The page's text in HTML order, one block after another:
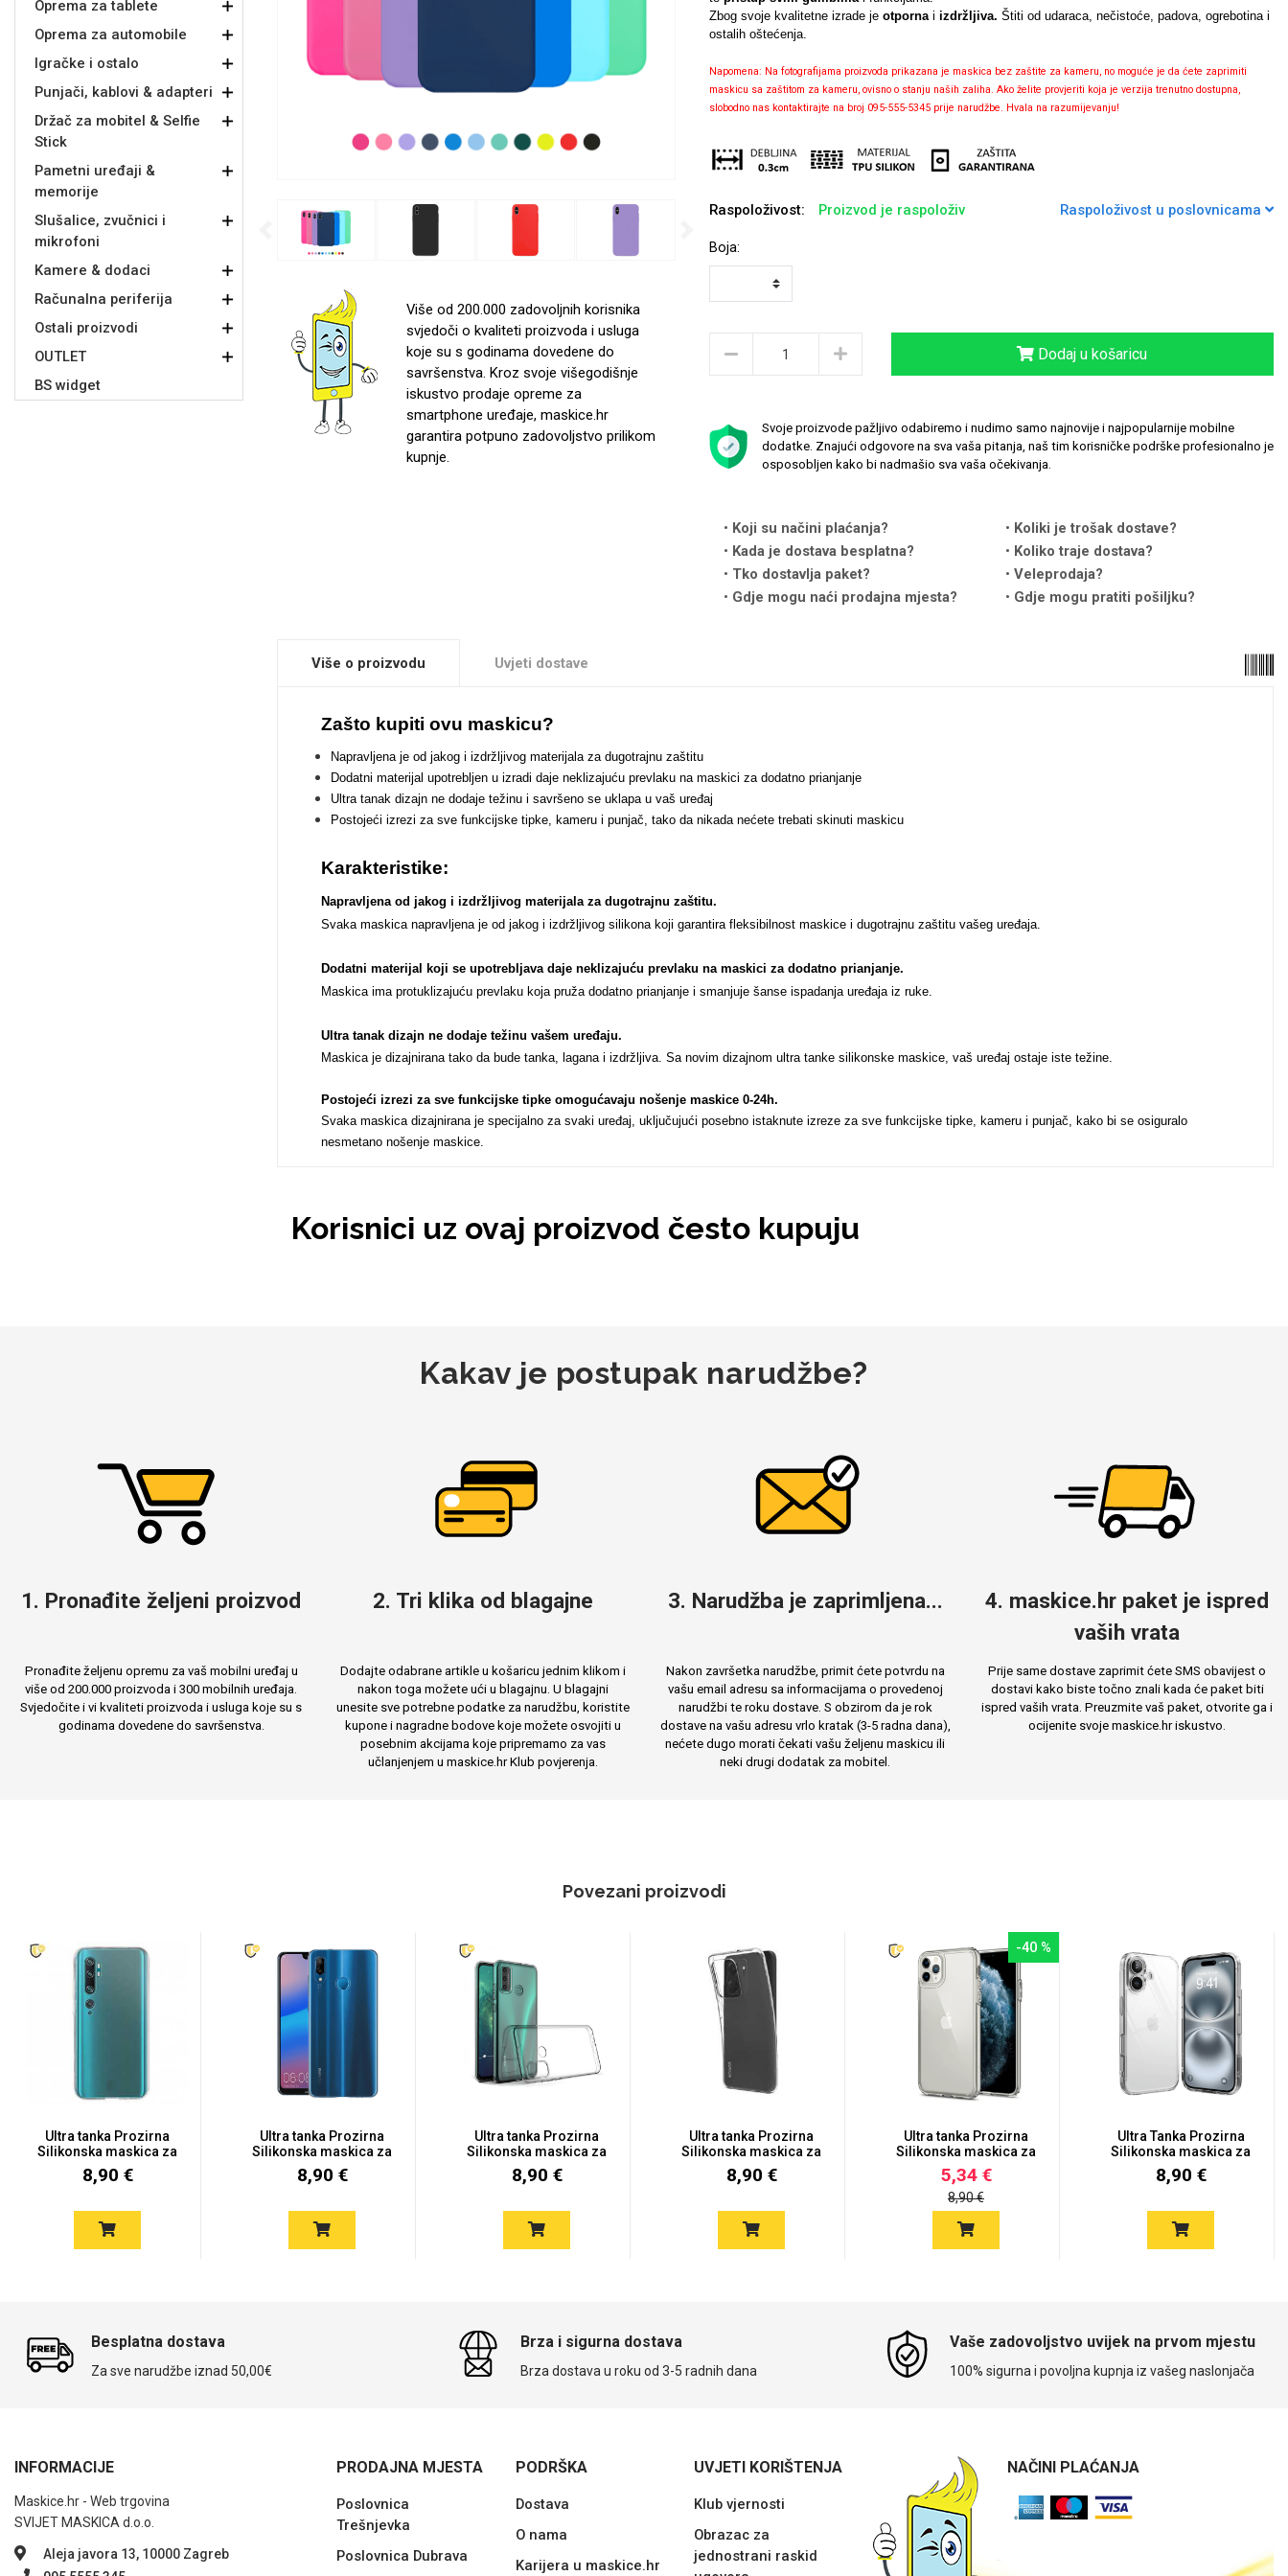
Oprema za tablete
Oprema za automobile
Igračke i ostalo
Punjači, kablovi & adapteri
Držač za mobitel & Selfie
Stick
Pametni uređaji &
memorije
Slušalice, zvučnici i
mikrofoni
Kamere & dodaci
Računalna periferija
Ostali proizvodi
OUTLET
BS widget
Previous Next
Više od 200.000 zadovoljnih korisnika
svjedoči o kvaliteti proizvoda i usluga
koje su s godinama dovedene do
savršenstva. Kroz svoje višegodišnje
iskustvo prodaje opreme za
smartphone uređaje, maskice.hr
garantira potpuno zadovoljstvo prilikom
kupnje.
Zbog svoje kvalitetne izrade je otpornai izdržljiva. Štiti od udaraca, nečistoće, padova, ogrebotina i
ostalih oštećenja.
Napomena: Na fotografijama proizvoda prikazana je maskica bez zaštite za kameru, no moguće je da ćete zaprimiti
maskicu sa zaštitom za kameru, ovisno o stanju naših zaliha. Ako želite provjeriti koja je verzija trenutno dostupna,
slobodno nas kontaktirajte na broj 095-555-5345 prije narudžbe. Hvala na razumijevanju!
Raspoloživost: Proizvod je raspoloživ Raspoloživost u poslovnicama
Boja:
Dodaj u košaricu
Svoje proizvode pažljivo odabiremo i nudimo samo najnovije i najpopularnije mobilne
dodatke. Znajući odgovore na sva vaša pitanja, naš tim korisničke podrške profesionalno je
osposobljen kako bi nadmašio sva vaša očekivanja.
Koji su načini plaćanja?
Koliki je trošak dostave?
Kada je dostava besplatna?
Koliko traje dostava?
Tko dostavlja paket?
Veleprodaja?
Gdje mogu naći prodajna mjesta?
Gdje mogu pratiti pošiljku?
Više o proizvodu Uvjeti dostave
Zašto kupiti ovu maskicu?
Napravljena je od jakog i izdržljivog materijala za dugotrajnu zaštitu
Dodatni materijal upotrebljen u izradi daje neklizajuću prevlaku na maskici za dodatno prianjanje
Ultra tanak dizajn ne dodaje težinu i savršeno se uklapa u vaš uređaj
Postojeći izrezi za sve funkcijske tipke, kameru i punjač, tako da nikada nećete trebati skinuti maskicu
Karakteristike:
Napravljena od jakog i izdržljivog materijala za dugotrajnu zaštitu.
Svaka maskica napravljena je od jakog i izdržljivog silikona koji garantira fleksibilnost maskice i dugotrajnu zaštitu vašeg uređaja.
Dodatni materijal koji se upotrebljava daje neklizajuću prevlaku na maskici za dodatno prianjanje.
Maskica ima protuklizajuću prevlaku koja pruža dodatno prianjanje i smanjuje šanse ispadanja uređaja iz ruke.
Ultra tanak dizajn ne dodaje težinu vašem uređaju.
Maskica je dizajnirana tako da bude tanka, lagana i izdržljiva. Sa novim dizajnom ultra tanke silikonske maskice, vaš uređaj ostaje iste težine.
Postojeći izrezi za sve funkcijske tipke omogućavaju nošenje maskice 0-24h.
Svaka maskica dizajnirana je specijalno za svaki uređaj, uključujući posebno istaknute izreze za sve funkcijske tipke, kameru i punjač, kako bi se osiguralo
nesmetano nošenje maskice.
Korisnici uz ovaj proizvod često kupuju
Kakav je postupak narudžbe?
1. Pronađite željeni proizvod
Pronađite željenu opremu za vaš mobilni uređaj u
više od 200.000 proizvoda i 300 mobilnih uređaja.
Svjedočite i vi kvaliteti proizvoda i usluga koje su s
godinama dovedene do savršenstva.
2. Tri klika od blagajne
Dodajte odabrane artikle u košaricu jednim klikom i
nakon toga možete ući u blagajnu. U blagajni
unesite sve potrebne podatke za narudžbu, koristite
kupone i nagradne bodove koje možete osvojiti u
posebnim akcijama koje pripremamo za vas
učlanjenjem u maskice.hr Klub povjerenja.
3. Narudžba je zaprimljena...
Nakon završetka narudžbe, primit ćete potvrdu na
vašu email adresu sa informacijama o provedenoj
narudžbi te roku dostave. S obzirom da je rok
dostave na vašu adresu vrlo kratak (3-5 radna dana),
nećete dugo morati čekati vašu željenu maskicu ili
neki drugi dodatak za mobitel.
4. maskice.hr paket je ispred
vaših vrata
Prije same dostave zaprimit ćete SMS obavijest o
dostavi kako biste točno znali kada će paket biti
ispred vaših vrata. Preuzmite vaš paket, otvorite ga i
ocijenite svoje maskice.hr iskustvo.
Povezani proizvodi
Ultra tanka Prozirna
Silikonska maskica za
Xia...
8,90 €
Ultra tanka Prozirna
Silikonska maskica za
Hua...
8,90 €
Ultra tanka Prozirna
Silikonska maskica za
Hon...
8,90 €
Ultra tanka Prozirna
Silikonska maskica za
Hon...
8,90 €
-40 %
Ultra tanka Prozirna
Silikonska maskica za
iPh...
5,34 €
8,90 €
Ultra Tanka Prozirna
Silikonska maskica za
iPh...
8,90 €
Besplatna dostava
Za sve narudžbe iznad 50,00€
Brza i sigurna dostava
Brza dostava u roku od 3-5 radnih dana
Vaše zadovoljstvo uvijek na prvom mjestu
100% sigurna i povoljna kupnja iz vašeg naslonjača
INFORMACIJE
Maskice.hr - Web trgovina
SVIJET MASKICA d.o.o.
Aleja javora 13, 10000 Zagreb
PRODAJNA MJESTA
Poslovnica
Trešnjevka
Poslovnica Dubrava
PODRŠKA
Dostava
O nama
Karijera u maskice.hr
UVJETI KORIŠTENJA
Klub vjernosti
Obrazac za
jednostrani raskid
NAČINI PLAĆANJA
Croatos
Unicorn kolekcija
Takeoff
Valentinovo
I Need Some Space
Cirkus
Za njega
Citati & Stihovi
MarbleMania Gaming motivi
Crtani filmovi
Punjači za mobitel
Univerzalno kaljeno staklo
Univerzalne futrole i
maskice
Ostali držači
AUX kablovi